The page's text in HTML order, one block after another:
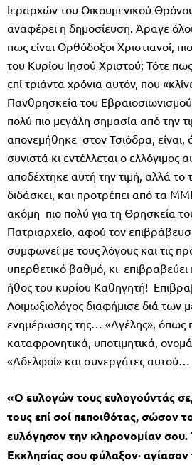
Ιεραρχών του Οικουμενικού
αναφέρει η δημοσίευση. Άραγε
πως είναι Ορθόδοξοι Χριστιανοί,
του Κυρίου Ιησού Χριστού; Τότε
επί τριάντα χρόνια αυτόν, που
Πανθρησκεία του
πολύ πιο μεγάλη σημασία από την
απονεμήθηκε στον Τσιόδρα, είναι,
συνιστά κι εντέλλεται ο ελλόγιμος
αποδέχτηκε αυτή την τιμή, αλλά το
διδάσκει, και προτρέπει από τα
ακόμη πιο πολύ για τη Θρησκεία
Πατριαρχείο, αφού τον
συμφωνεί με τους λόγους και τις
υπερθετικό βαθμό, κι επιβραβεύει
ήθος του κυρίου Καθηγητή!
Λοιμωξιολόγος διαφήμισε διά των
ενημέρωσης της… «Αγέλης», όπως
καταφρονητικά, υποτιμητικά,
«Αδελφοί» και συνεργάτες αυτού…
«Ο ευλογών τους ευλογούντάς
τους επί σοί πεποιθότας, σώσον
ευλόγησον την κληρονομίαν
Εκκλησίας σου φύλαξον·